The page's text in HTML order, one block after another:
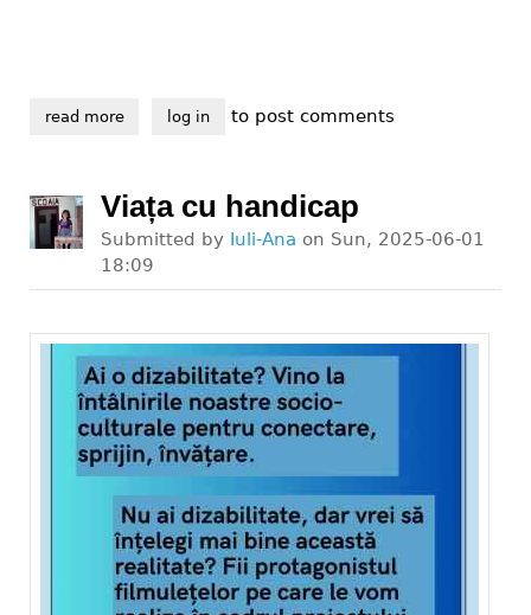
read moreabout grupul dizabil eu a devenit asociația dizabil
log in to post comments
Viața cu handicap
Submitted by Iuli-Ana on Sun, 2025-06-01
18:09